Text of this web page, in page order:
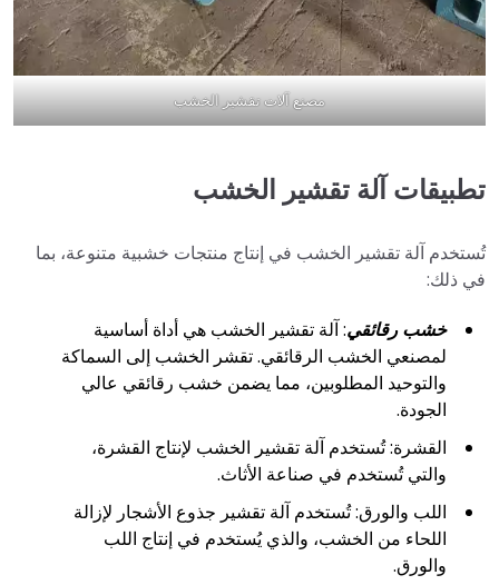
مصنع آلات تقشير الخشب
تطبيقات آلة تقشير الخشب
تُستخدم آلة تقشير الخشب في إنتاج منتجات خشبية متنوعة، بما
في ذلك:
خشب رقائقي: آلة تقشير الخشب هي أداة أساسية
لمصنعي الخشب الرقائقي. تقشر الخشب إلى السماكة
والتوحيد المطلوبين، مما يضمن خشب رقائقي عالي
الجودة.
القشرة: تُستخدم آلة تقشير الخشب لإنتاج القشرة،
والتي تُستخدم في صناعة الأثاث.
اللب والورق: تُستخدم آلة تقشير جذوع الأشجار لإزالة
اللحاء من الخشب، والذي يُستخدم في إنتاج اللب
والورق.